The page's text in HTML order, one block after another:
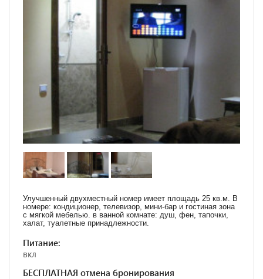
Улучшенный двухместный номер имеет площадь 25 кв.м. В
номере: кондиционер, телевизор, мини-бар и гостиная зона
с мягкой мебелью. в ванной комнате: душ, фен, тапочки,
халат, туалетные принадлежности.
Питание:
вкл
БЕСПЛАТНАЯ отмена бронирования